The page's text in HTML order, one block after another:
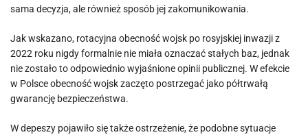
sama decyzja, ale również sposób jej zakomunikowania.
Jak wskazano, rotacyjna obecność wojsk po rosyjskiej inwazji z
2022 roku nigdy formalnie nie miała oznaczać stałych baz, jednak
nie zostało to odpowiednio wyjaśnione opinii publicznej. W efekcie
w Polsce obecność wojsk zaczęto postrzegać jako półtrwałą
gwarancję bezpieczeństwa.
W depeszy pojawiło się także ostrzeżenie, że podobne sytuacje